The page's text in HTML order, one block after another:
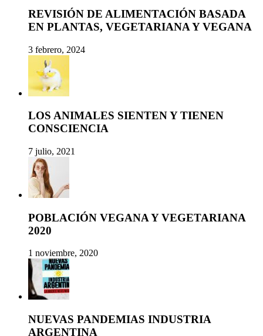
REVISIÓN DE ALIMENTACIÓN BASADA
EN PLANTAS, VEGETARIANA Y VEGANA
3 febrero, 2024
LOS ANIMALES SIENTEN Y TIENEN
CONSCIENCIA
7 julio, 2021
POBLACIÓN VEGANA Y VEGETARIANA
2020
1 noviembre, 2020
NUEVAS PANDEMIAS INDUSTRIA
ARGENTINA